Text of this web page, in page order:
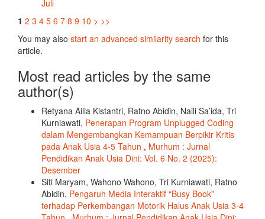
Juli
1 2 3 4 5 6 7 8 9 10 > >>
You may also start an advanced similarity search for this
article.
Most read articles by the same
author(s)
Retyana Ailia Kistantri, Ratno Abidin, Naili Sa’ida, Tri
Kurniawati, Penerapan Program Unplugged Coding
dalam Mengembangkan Kemampuan Berpikir Kritis
pada Anak Usia 4-5 Tahun , Murhum : Jurnal
Pendidikan Anak Usia Dini: Vol. 6 No. 2 (2025):
Desember
Siti Maryam, Wahono Wahono, Tri Kurniawati, Ratno
Abidin, Pengaruh Media Interaktif “Busy Book”
terhadap Perkembangan Motorik Halus Anak Usia 3-4